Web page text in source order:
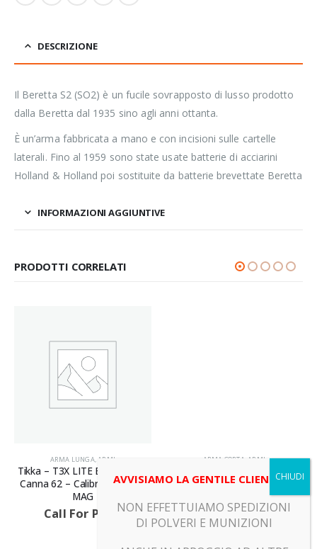
DESCRIZIONE
Il Beretta S2 (SO2) è un fucile sovrapposto di lusso prodotto
dalla Beretta dal 1935 sino agli anni ottanta.
È un’arma fabbricata a mano e con incisioni sulle cartelle
laterali. Fino al 1959 sono state usate batterie di acciarini
Holland & Holland poi sostituite da batterie brevettate Beretta
INFORMAZIONI AGGIUNTIVE
PRODOTTI CORRELATI
ARMA LUNGA, ARMI
Tikka – T3X LITE EMERALD –
Canna 62 – Calibro 300 WIN
MAG
Call For Price
ARMA CORTA ARMI
Beretta – 92X PERFORMANCE
DARK SERIES YELLOW –
Canna 125 – Calibro 9X19
Call For Price
AVVISIAMO LA GENTILE CLIENTELA
NON EFFETTUIAMO SPEDIZIONI
DI POLVERI E MUNIZIONI